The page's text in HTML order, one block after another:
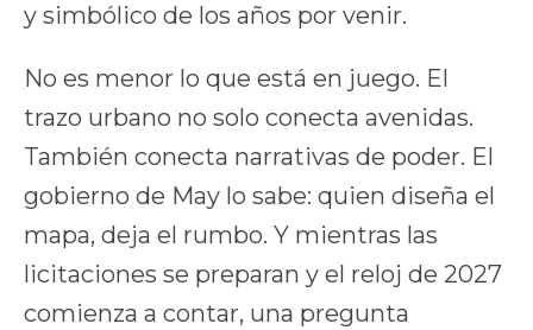
y simbólico de los años por venir.
No es menor lo que está en juego. El
trazo urbano no solo conecta avenidas.
También conecta narrativas de poder. El
gobierno de May lo sabe: quien diseña el
mapa, deja el rumbo. Y mientras las
licitaciones se preparan y el reloj de 2027
comienza a contar, una pregunta